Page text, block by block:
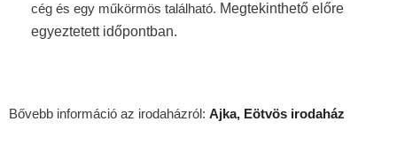
cég és egy műkörmös található. Megtekinthető előre
egyeztetett időpontban.
Bővebb információ az irodaházról: Ajka, Eötvös irodaház